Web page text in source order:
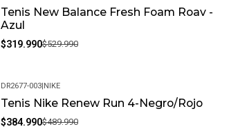
-40%
Tenis New Balance Fresh Foam Roav -
Azul
$319.990$529.990
-21%
DR2677-003|NIKE
Tenis Nike Renew Run 4-Negro/Rojo
$384.990$489.990